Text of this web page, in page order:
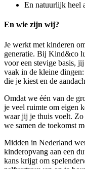
En natuurlijk heel
En wie zijn wij?
Je werkt met kinderen
generatie. Bij Kind&co
voor een stevige basis,
vaak in de kleine
die je kiest en de
Omdat we één van de
je veel ruimte om eigen
waar jij je thuis voelt.
we samen de toekomst
Midden in Nederland
kinderopvang aan een
kans krijgt om